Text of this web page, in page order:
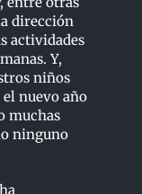
dirección
actividades
Y,
niños
el nuevo año
muchas
ninguno